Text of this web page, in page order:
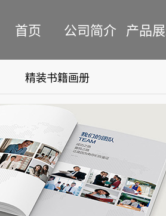
首页 公司简介 产品
精装书籍画册